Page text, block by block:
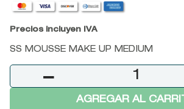
Precios incluyen IVA
SS MOUSSE MAKE UP MEDIUM
－
AGREGAR AL